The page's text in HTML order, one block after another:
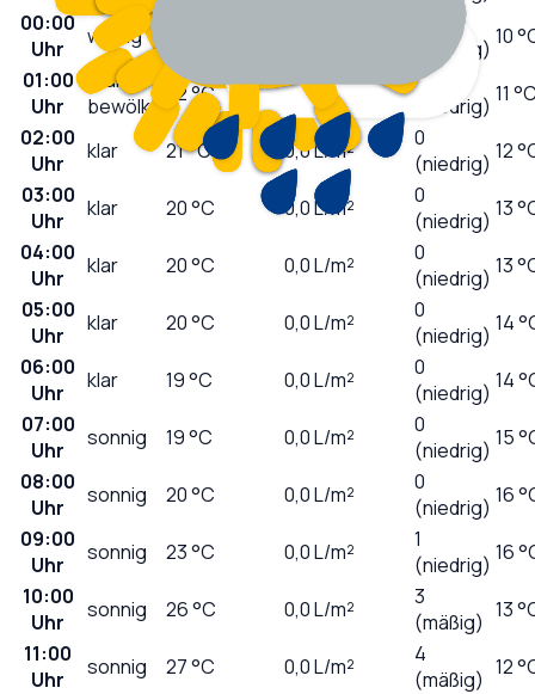
00:00
Uhr
wolkig
(niedrig) 10
01:00
Uhr
stark
bewölkt
22°C 0,0L/m²
0
(niedrig) 11
02:00
Uhr
klar 21°C 0,0L/m²
0
(niedrig) 12
03:00
Uhr
klar 20°C 0,0L/m²
0
(niedrig) 13
04:00
Uhr
klar 20°C 0,0L/m²
0
(niedrig) 13
05:00
Uhr
klar 20°C 0,0L/m²
0
(niedrig) 14
06:00
Uhr
klar 19°C 0,0L/m²
0
(niedrig) 14
07:00
Uhr
sonnig 19°C 0,0L/m²
0
(niedrig) 15
08:00
Uhr
sonnig 20°C 0,0L/m²
0
(niedrig) 16
09:00
Uhr
sonnig 23°C 0,0L/m²
1
(niedrig) 16
10:00
Uhr
sonnig 26°C 0,0L/m²
3
(mäßig) 13
11:00
Uhr
sonnig 27°C 0,0L/m²
4
(mäßig) 12